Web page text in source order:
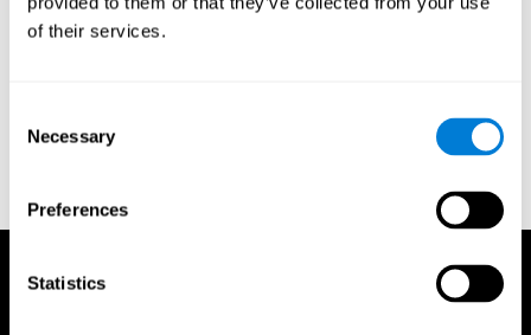
of their services.
Selection
Necessary
Preferences
Statistics
Crie uma conta adicional para um treinador